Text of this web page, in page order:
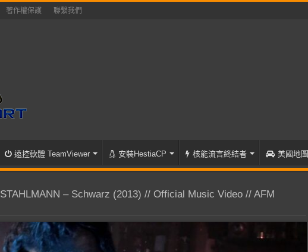
著作權保護 聯繫我們
遠控軟體 TeamViewer 安裝HestiaCP 核能流言終結者 美國地圖
STAHLMANN – Schwarz (2013) // Official Music Video // AFM